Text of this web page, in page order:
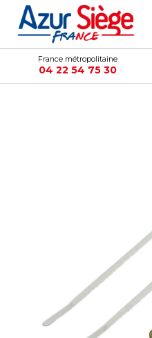
France métropolitaine
04 22 54 75 30
Panneau de gestion des cookies